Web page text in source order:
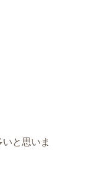
と思いま